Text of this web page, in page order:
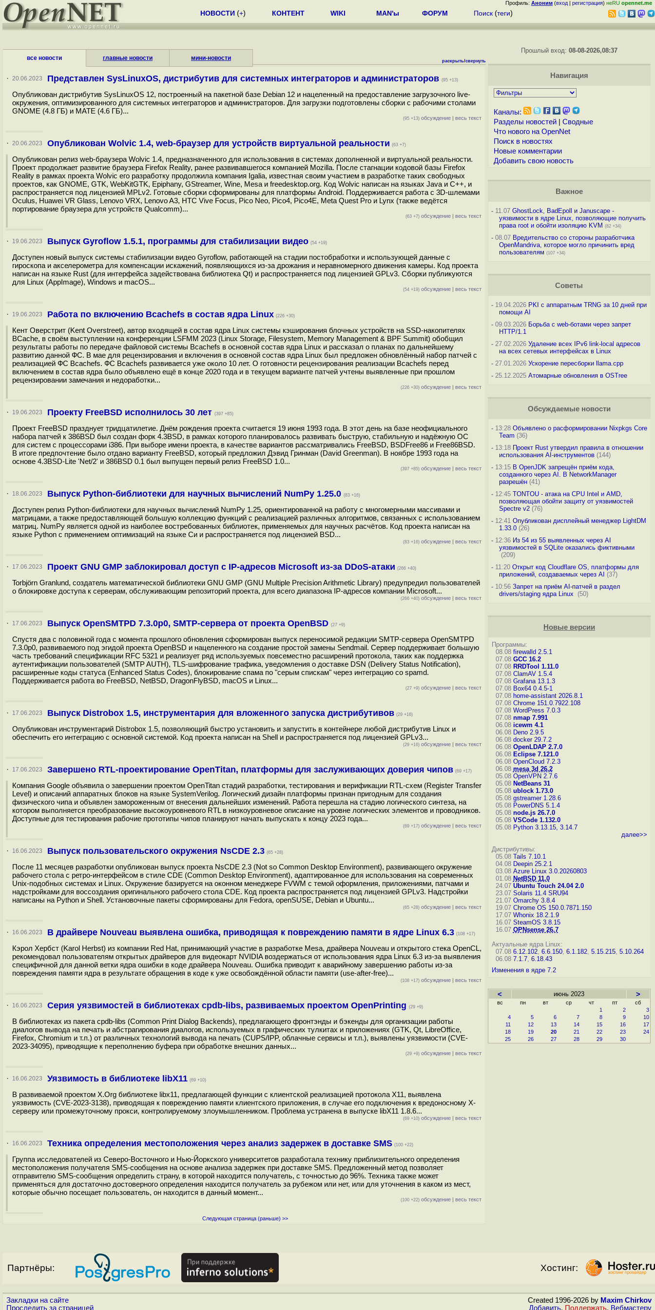
Профиль: Аноним (вход | регистрация) неRU opennet.me
НОВОСТИ (+) КОНТЕНТ WIKI MAN'ы ФОРУМ Поиск (теги)
все новости главные новости мини-новости раскрыть/свернуть
· 20.06.2023 Представлен SysLinuxOS, дистрибутив для системных интеграторов и администраторов (95 +13)
Опубликован дистрибутив SysLinuxOS 12, построенный на пакетной базе Debian 12 и нацеленный на предоставление загрузочного live-
окружения, оптимизированного для системных интеграторов и администраторов. Для загрузки подготовлены сборки с рабочими столами
GNOME (4.8 ГБ) и MATE (4.6 ГБ)...
(95 +13) обсуждение | весь текст
· 20.06.2023 Опубликован Wolvic 1.4, web-браузер для устройств виртуальной реальности (63 +7)
Опубликован релиз web-браузера Wolvic 1.4, предназначенного для использования в системах дополненной и виртуальной реальности.
Проект продолжает развитие браузера Firefox Reality, ранее развивавшегося компанией Mozilla. После стагнации кодовой базы Firefox
Reality в рамках проекта Wolvic его разработку продолжила компания Igalia, известная своим участием в разработке таких свободных
проектов, как GNOME, GTK, WebKitGTK, Epiphany, GStreamer, Wine, Mesa и freedesktop.org. Код Wolvic написан на языках Java и C++, и
распространяется под лицензией MPLv2. Готовые сборки сформированы для платформы Android. Поддерживается работа с 3D-шлемами
Oculus, Huawei VR Glass, Lenovo VRX, Lenovo A3, HTC Vive Focus, Pico Neo, Pico4, Pico4E, Meta Quest Pro и Lynx (также ведётся
портирование браузера для устройств Qualcomm)...
(63 +7) обсуждение | весь текст
· 19.06.2023 Выпуск Gyroflow 1.5.1, программы для стабилизации видео (54 +19)
Доступен новый выпуск системы стабилизации видео Gyroflow, работающей на стадии постобработки и использующей данные с
гироскопа и акселерометра для компенсации искажений, появляющихся из-за дрожания и неравномерного движения камеры. Код проекта
написан на языке Rust (для интерфейса задействована библиотека Qt) и распространяется под лицензией GPLv3. Сборки публикуются
для Linux (AppImage), Windows и macOS...
(54 +19) обсуждение | весь текст
· 19.06.2023 Работа по включению Bcachefs в состав ядра Linux (226 +30)
Кент Оверстрит (Kent Overstreet), автор входящей в состав ядра Linux системы кэширования блочных устройств на SSD-накопителях
BCache, в своём выступлении на конференции LSFMM 2023 (Linux Storage, Filesystem, Memory Management & BPF Summit) обобщил
результаты работы по передаче файловой системы Bcachefs в основной состав ядра Linux и рассказал о планах по дальнейшему
развитию данной ФС. В мае для рецензирования и включения в основной состав ядра Linux был предложен обновлённый набор патчей с
реализацией ФС Bcachefs. ФС Bcachefs развивается уже около 10 лет. О готовности рецензирования реализации Bcachefs перед
включением в состав ядра было объявлено ещё в конце 2020 года и в текущем варианте патчей учтены выявленные при прошлом
рецензировании замечания и недоработки...
(226 +30) обсуждение | весь текст
· 19.06.2023 Проекту FreeBSD исполнилось 30 лет (397 +85)
Проект FreeBSD празднует тридцатилетие. Днём рождения проекта считается 19 июня 1993 года. В этот день на базе неофициального
набора патчей к 386BSD был создан форк 4.3BSD, в рамках которого планировалось развивать быструю, стабильную и надёжную ОС
для систем с процессорами i386. При выборе имени проекта, в качестве вариантов рассматривались FreeBSD, BSDFree86 и Free86BSD.
В итоге предпочтение было отдано варианту FreeBSD, который предложил Дэвид Гринман (David Greenman). В ноябре 1993 года на
основе 4.3BSD-Lite 'Net/2' и 386BSD 0.1 был выпущен первый релиз FreeBSD 1.0...
(397 +85) обсуждение | весь текст
· 18.06.2023 Выпуск Python-библиотеки для научных вычислений NumPy 1.25.0 (83 +16)
Доступен релиз Python-библиотеки для научных вычислений NumPy 1.25, ориентированной на работу с многомерными массивами и
матрицами, а также предоставляющей большую коллекцию функций с реализацией различных алгоритмов, связанных с использованием
матриц. NumPy является одной из наиболее востребованных библиотек, применяемых для научных расчётов. Код проекта написан на
языке Python с применением оптимизаций на языке Си и распространяется под лицензией BSD...
(83 +16) обсуждение | весь текст
· 17.06.2023 Проект GNU GMP заблокировал доступ с IP-адресов Microsoft из-за DDoS-атаки (266 +40)
Torbjörn Granlund, создатель математической библиотеки GNU GMP (GNU Multiple Precision Arithmetic Library) предупредил пользователей
о блокировке доступа к серверам, обслуживающим репозиторий проекта, для всего диапазона IP-адресов компании Microsoft...
(266 +40) обсуждение | весь текст
· 17.06.2023 Выпуск OpenSMTPD 7.3.0p0, SMTP-сервера от проекта OpenBSD (27 +9)
Спустя два с половиной года с момента прошлого обновления сформирован выпуск переносимой редакции SMTP-сервера OpenSMTPD
7.3.0p0, развиваемого под эгидой проекта OpenBSD и нацеленного на создание простой замены Sendmail. Сервер поддерживает большую
часть требований спецификации RFC 5321 и реализует ряд используемых повсеместно расширений протокола, таких как поддержка
аутентификации пользователей (SMTP AUTH), TLS-шифрование трафика, уведомления о доставке DSN (Delivery Status Notification),
расширенные коды статуса (Enhanced Status Codes), блокирование спама по "серым спискам" через интеграцию со spamd.
Поддерживается работа во FreeBSD, NetBSD, DragonFlyBSD, macOS и Linux...
(27 +9) обсуждение | весь текст
· 17.06.2023 Выпуск Distrobox 1.5, инструментария для вложенного запуска дистрибутивов (29 +16)
Опубликован инструментарий Distrobox 1.5, позволяющий быстро установить и запустить в контейнере любой дистрибутив Linux и
обеспечить его интеграцию с основной системой. Код проекта написан на Shell и распространяется под лицензией GPLv3...
(29 +16) обсуждение | весь текст
· 17.06.2023 Завершено RTL-проектирование OpenTitan, платформы для заслуживающих доверия чипов (69 +17)
Компания Google объявила о завершении проектом OpenTitan стадий разработки, тестирования и верификации RTL-схем (Register Transfer
Level) и описаний аппаратных блоков на языке SystemVerilog. Логический дизайн платформы признан пригодным для создания
физического чипа и объявлен замороженным от внесения дальнейших изменений. Работа перешла на стадию логического синтеза, на
котором выполняется преобразование высокоуровневого RTL в низкоуровневое описание на уровне логических элементов и проводников.
Доступные для тестирования рабочие прототипы чипов планируют начать выпускать к концу 2023 года...
(69 +17) обсуждение | весь текст
· 16.06.2023 Выпуск пользовательского окружения NsCDE 2.3 (65 +28)
После 11 месяцев разработки опубликован выпуск проекта NsCDE 2.3 (Not so Common Desktop Environment), развивающего окружение
рабочего стола с ретро-интерфейсом в стиле CDE (Common Desktop Environment), адаптированное для использования на современных
Unix-подобных системах и Linux. Окружение базируется на оконном менеджере FVWM с темой оформления, приложениями, патчами и
надстройками для воссоздания оригинального рабочего стола CDE. Код проекта распространяется под лицензией GPLv3. Надстройки
написаны на Python и Shell. Установочные пакеты сформированы для Fedora, openSUSE, Debian и Ubuntu...
(65 +28) обсуждение | весь текст
· 16.06.2023 В драйвере Nouveau выявлена ошибка, приводящая к повреждению памяти в ядре Linux 6.3 (108 +17)
Кэрол Хербст (Karol Herbst) из компании Red Hat, принимающий участие в разработке Mesa, драйвера Nouveau и открытого стека OpenCL,
рекомендовал пользователям открытых драйверов для видеокарт NVIDIA воздержаться от использования ядра Linux 6.3 из-за выявления
специфичной для данной ветки ядра ошибки в коде драйвера Nouveau. Ошибка приводит к аварийному завершению работы из-за
повреждения памяти ядра в результате обращения в коде к уже освобождённой области памяти (use-after-free)...
(108 +17) обсуждение | весь текст
· 16.06.2023 Серия уязвимостей в библиотеках cpdb-libs, развиваемых проектом OpenPrinting (29 +9)
В библиотеках из пакета cpdb-libs (Common Print Dialog Backends), предлагающего фронтэнды и бэкенды для организации работы
диалогов вывода на печать и абстрагирования диалогов, используемых в графических тулкитах и приложениях (GTK, Qt, LibreOffice,
Firefox, Chromium и т.п.) от различных технологий вывода на печать (CUPS/IPP, облачные сервисы и т.п.), выявлены уязвимости (CVE-
2023-34095), приводящие к переполнению буфера при обработке внешних данных...
(29 +9) обсуждение | весь текст
· 16.06.2023 Уязвимость в библиотеке libX11 (69 +10)
В развиваемой проектом X.Org библиотеке libx11, предлагающей функции с клиентской реализацией протокола X11, выявлена
уязвимость (CVE-2023-3138), приводящая к повреждению памяти клиентского приложения, в случае его подключения к вредоносному X-
серверу или промежуточному прокси, контролируемому злоумышленником. Проблема устранена в выпуске libX11 1.8.6...
(69 +10) обсуждение | весь текст
· 16.06.2023 Техника определения местоположения через анализ задержек в доставке SMS (100 +22)
Группа исследователей из Северо-Восточного и Нью-Йоркского университетов разработала технику приблизительного определения
местоположения получателя SMS-сообщения на основе анализа задержек при доставке SMS. Предложенный метод позволяет
отправителю SMS-сообщения определить страну, в которой находится получатель, с точностью до 96%. Техника также может
применяться для достаточно достоверного определения находится получатель за рубежом или нет, или для уточнения в каком из мест,
которые обычно посещает пользователь, он находится в данный момент...
(100 +22) обсуждение | весь текст
Следующая страница (раньше) >>
Прошлый вход:08-08-2026,08:37
Навигация
Каналы:
Разделы новостей| Сводные
Что нового на OpenNet
Поиск в новостях
Новые комментарии
Добавить свою новость
Важное
-11.07 GhostLock, BadEpoll и Januscape -
уязвимости в ядре Linux, позволяющие получить
права root и обойти изоляцию KVM (82 +34)
-08.07 Вредительство со стороны разработчика
OpenMandriva, которое могло причинить вред
пользователям (107 +34)
Советы
-19.04.2026 PKI с аппаратным TRNG за 10 дней при
помощи AI
-09.03.2026 Борьба с web-ботами через запрет
HTTP/1.1
-27.02.2026 Удаление всех IPv6 link-local адресов
на всех сетевых интерфейсах в Linux
-27.01.2026 Ускорение пересборки llama.cpp
-25.12.2025 Атомарные обновления в OSTree
Обсуждаемые новости
-13:28 Объявлено о расформировании Nixpkgs Core
Team (36)
-13:18 Проект Rust утвердил правила в отношении
использования AI-инструментов(144)
-13:15 В OpenJDK запрещён приём кода,
созданного через AI. В NetworkManager
разрешён(41)
-12:45 TONTOU - атака на CPU Intel и AMD,
позволяющая обойти защиту от уязвимостей
Spectre v2(76)
-12:41 Опубликован дисплейный менеджер LightDM
1.33.0(26)
-12:36 Из 54 из 55 выявленных через AI
уязвимостей в SQLite оказались фиктивными
(209)
-11:20 Открыт код Cloudflare OS, платформы для
приложений, создаваемых через AI (37)
-10:56 Запрет на приём AI-патчей в раздел
drivers/staging ядра Linux
(50)
Новые версии
Программы:
08.08 firewalld 2.5.1
07.08 GCC 16.2
07.08 RRDTool 1.11.0
07.08 ClamAV 1.5.4
07.08 Grafana 13.1.3
07.08 Box64 0.4.5-1
07.08 home-assistant 2026.8.1
07.08 Chrome 151.0.7922.108
07.08 WordPress 7.0.3
07.08 nmap 7.991
06.08 icewm 4.1
06.08 Deno 2.9.5
06.08 docker 29.7.2
06.08 OpenLDAP 2.7.0
06.08 Eclipse 7.121.0
06.08 OpenCloud 7.2.3
06.08 mesa 3d 26.2
05.08 OpenVPN 2.7.6
05.08 NetBeans 31
05.08 ublock 1.73.0
05.08 gstreamer 1.28.6
05.08 PowerDNS 5.1.4
05.08 node.js 26.7.0
05.08 VSCode 1.132.0
05.08 Python 3.13.15, 3.14.7
далее>>
Дистрибутивы:
05.08 Tails 7.10.1
04.08 Deepin 25.2.1
03.08 Azure Linux 3.0.20260803
01.08 NetBSD 11.0
24.07 Ubuntu Touch 24.04 2.0
23.07 Solaris 11.4 SRU94
21.07 Omarchy 3.8.4
19.07 Chrome OS 150.0.7871.150
17.07 Whonix 18.2.1.9
16.07 SteamOS 3.8.15
16.07 OPNsense 26.7
Актуальные ядра Linux:
07.08 6.12.102, 6.6.150, 6.1.182, 5.15.215, 5.10.264
06.08 7.1.7, 6.18.43
Изменения в ядре 7.2
< июнь 2023 >
вс пн вт ср чт пт
сб
1
2
3
4
5 6 7 8 9
10
11
12 13 14 15 16
17
18
19 20 21 22 23
24
25
26 27 28 29 30
Партнёры: Хостинг:
Закладки на сайте
Проследить за страницей
Created 1996-2026 by Maxim Chirkov
Добавить, Поддержать, Вебмастеру